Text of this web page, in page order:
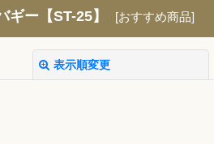
ギー【ST-25】 [おすすめ商品]
表示順変更